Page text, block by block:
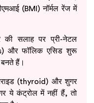
(BMI) नॉर्मल रेंज में
की सलाह पर प्री-नेटल
और फॉलिक एसिड शुरू
हैं।
(thyroid) और शुगर
ये कंट्रोल में नहीं हैं, तो